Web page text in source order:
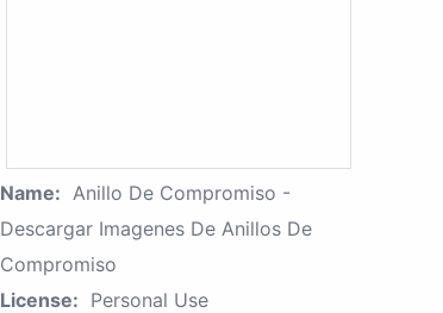
Name: Anillo De Compromiso -
Descargar Imagenes De Anillos De
Compromiso
License: Personal Use